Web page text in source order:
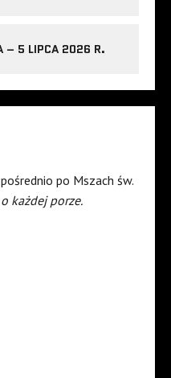
– 5 LIPCA 2026 R.
po Mszach św.
każdej porze.